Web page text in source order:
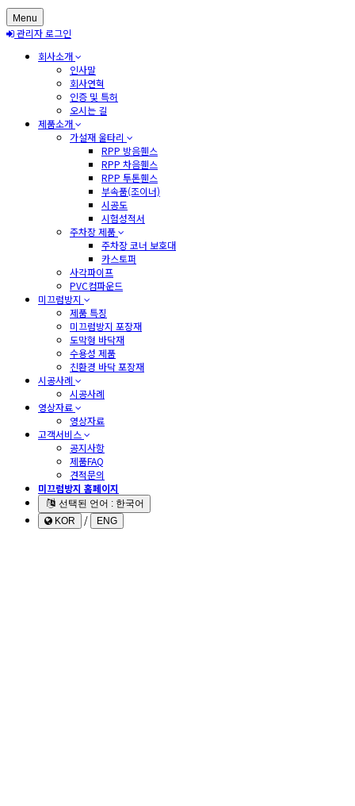
Menu
관리자 로그인
회사소개
인사말
회사연혁
인증 및 특허
오시는 길
제품소개
가설재 울타리
RPP 방음휀스
RPP 차음휀스
RPP 투톤휀스
부속품(조이너)
시공도
시험성적서
주차장 제품
주차장 코너 보호대
카스토퍼
사각파이프
PVC컴파운드
미끄럼방지
제품 특징
미끄럼방지 포장재
도막형 바닥재
수용성 제품
친환경 바닥 포장재
시공사례
시공사례
영상자료
영상자료
고객서비스
공지사항
제품FAQ
견적문의
미끄럼방지 홈페이지
선택된 언어 : 한국어
KOR
/ ENG